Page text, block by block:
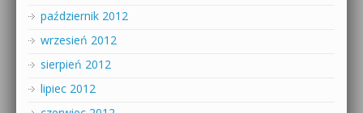
październik 2012
wrzesień 2012
sierpień 2012
lipiec 2012